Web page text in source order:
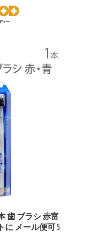
歯 ブラシ 赤富
に メール便可 5